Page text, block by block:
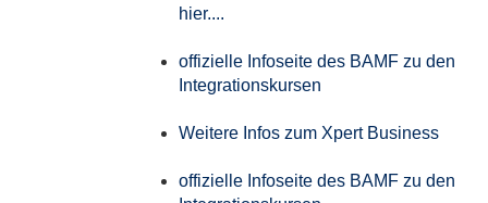
hier....
offizielle Infoseite des BAMF zu den
Integrationskursen
Weitere Infos zum Xpert Business
offizielle Infoseite des BAMF zu den